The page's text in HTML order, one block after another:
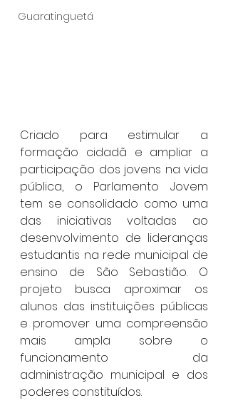
Guaratinguetá
Criado para estimular a
formação cidadã e ampliar a
participação dos jovens na vida
pública, o Parlamento Jovem
tem se consolidado como uma
das iniciativas voltadas ao
desenvolvimento de lideranças
estudantis na rede municipal de
ensino de São Sebastião. O
projeto busca aproximar os
alunos das instituições públicas
e promover uma compreensão
mais ampla sobre o
funcionamento da
administração municipal e dos
poderes constituídos.